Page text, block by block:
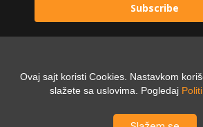
Subscribe
Powered by:
Digilex
Ovaj sajt koristi Cookies. Nastavkom
slažete sa uslovima. Pogledaj